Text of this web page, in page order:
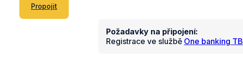
Propojit
Požadavky na připojení:
Registrace ve službě One banking TB